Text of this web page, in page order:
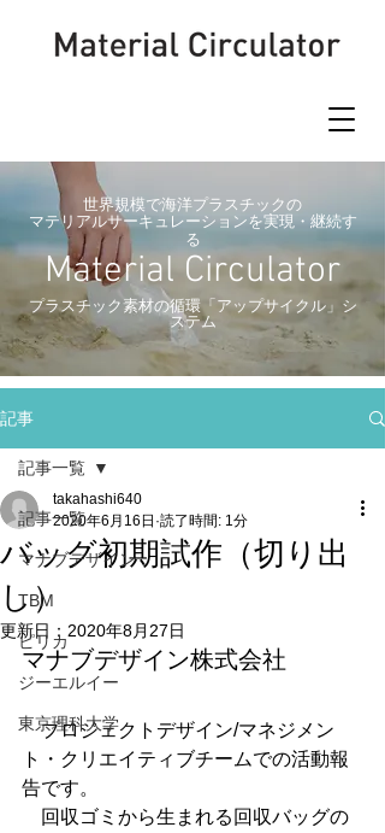
世界規模で海洋プラスチックの
マテリアルサーキュレーションを実現・継続す
る
Material Circulator
​プラスチック素材の循環「アップサイクル」シ
ステム
記事
記事一覧
マナブデザイン
TBM
ピリカ
ジーエルイー
東京理科大学
記事一覧
バッグ初期試作（切り出
し）
takahashi640
2020年6月16日 読了時間: 1分
更新日： 2020年8月27日
マナブデザイン株式会社
プロジェクトデザイン/マネジメン
ト・クリエイティブチームでの活動報
告です。
回収ゴミから生まれる回収バッグの